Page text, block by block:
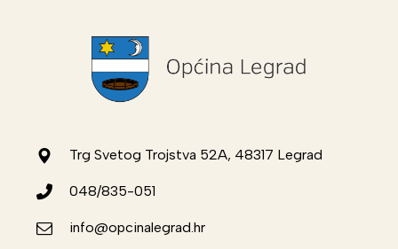
Trg Svetog Trojstva 52A, 48317 Legrad
048/835-051
info@opcinalegrad.hr